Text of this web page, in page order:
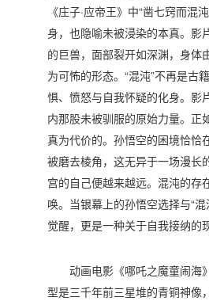
《庄子·应帝王》中“凿七窍而
身，也隐喻未被浸染的本真。影
的巨兽，面部裂开如深渊，身体
为可怖的形态。“混沌”不再是古
惧、愤怒与自我怀疑的化身。影
内那股未被驯服的原始力量。正
真为代价的。孙悟空的困境恰恰
被磨去棱角，这无异于一场漫长
宫的自己便越来越远。混沌的存
唤。当银幕上的孙悟空选择与“
觉醒，更是一种关于自我接纳的
动画电影《哪吒之魔童闹海
型是三千年前三星堆的青铜神像